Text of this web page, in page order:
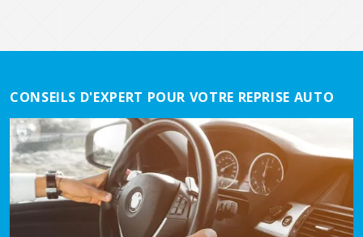
CONSEILS D'EXPERT POUR VOTRE REPRISE AUTO